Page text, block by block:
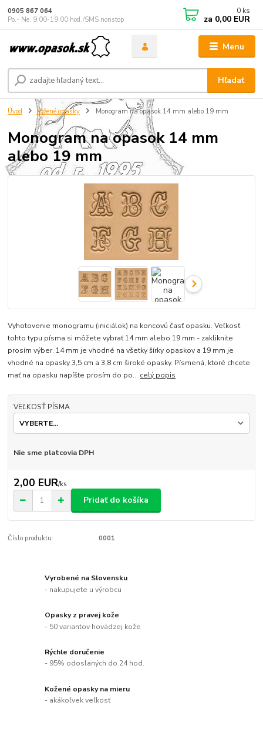
Menu
Hľadať
0905 867 064
Po.- Ne. 9.00-19.00 hod./SMS nonstop
0 ks
za 0,00 EUR
Úvod Kožené opasky Monogram na opasok 14 mm alebo 19 mm
Monogram na opasok 14 mm
alebo 19 mm
Vyhotovenie monogramu (iniciálok) na koncovú časť opasku. Veľkosť
tohto typu písma si môžete vybrať 14 mm alebo 19 mm - zakliknite
prosím výber. 14 mm je vhodné na všetky šírky opaskov a 19 mm je
vhodné na opasky 3,5 cm a 3,8 cm široké opasky. Písmená, ktoré chcete
mať na opasku napíšte prosím do po... celý popis
VEĽKOSŤ PÍSMA
Nie sme platcovia DPH
2,00 EUR/ks
Pridať do košíka
Číslo produktu: 0001
Vyrobené na Slovensku
- nakupujete u výrobcu
Opasky z pravej kože
- 50 variantov hovädzej kože
Rýchle doručenie
- 95% odoslaných do 24 hod.
Kožené opasky na mieru
- akákoľvek veľkosť